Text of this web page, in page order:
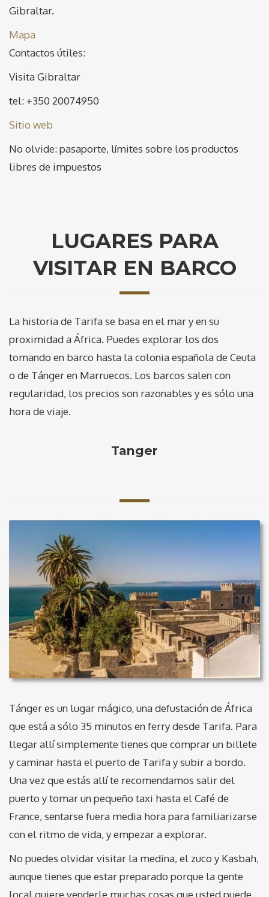
Gibraltar.
Mapa
Contactos útiles:
Visita Gibraltar
tel: +350 20074950
Sitio web
No olvide: pasaporte, límites sobre los productos
libres de impuestos
LUGARES PARA
VISITAR EN BARCO
La historia de Tarifa se basa en el mar y en su
proximidad a África. Puedes explorar los dos
tomando en barco hasta la colonia española de Ceuta
o de Tánger en Marruecos. Los barcos salen con
regularidad, los precios son razonables y es sólo una
hora de viaje.
Tanger
Tánger es un lugar mágico, una defustación de África
que está a sólo 35 minutos en ferry desde Tarifa. Para
llegar allí simplemente tienes que comprar un billete
y caminar hasta el puerto de Tarifa y subir a bordo.
Una vez que estás allí te recomendamos salir del
puerto y tomar un pequeño taxi hasta el Café de
France, sentarse fuera media hora para familiarizarse
con el ritmo de vida, y empezar a explorar.
No puedes olvidar visitar la medina, el zuco y Kasbah,
aunque tienes que estar preparado porque la gente